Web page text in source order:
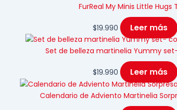
FurReal My Minis Little Hugs
$19.990 Leer más
Set de belleza martinelia Yummy
$19.990 Leer más
Calendario de Adviento Martinelia